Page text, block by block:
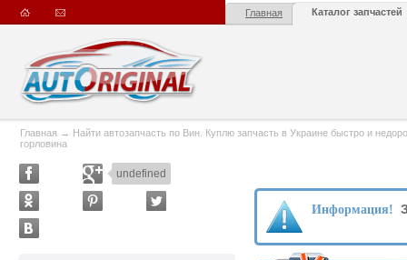
Главная Каталог запчастей
Главная → Найти автозапчасть по Вин. Куплю запчасть в Украине быстро и
горловина
undefined
Информация!